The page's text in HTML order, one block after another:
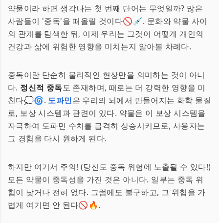
약물이라 하면 생각나는 첫 번째 단어는 무엇일까? 많은
사람들이 '중독'을 떠올릴 것이다🚫💉. 문화와 약물 사이
의 관계를 탐색한 뒤, 이제 우리는 그것이 어떻게 개인의
건강과 삶에 위험한 영향을 미치는지 알아볼 차례다.
중독이란 단순히 물리적인 현상만을 의미하는 것이 아니
다. 정신적 중독도 존재하며, 때로는 더 강력한 영향을 미
친다💭🌀. 도파민은 우리의 뇌에서 만들어지는 화학 물질
로, 보상 시스템과 관련이 있다. 약물은 이 보상 시스템을
자극하여 도파민 수치를 급격히 상승시키므로, 사용자는
그 경험을 다시 원하게 된다.
하지만 여기서 주의!(당신도 중독 위험에 노출될 수 있다!)
모든 약물이 중독성을 가진 것은 아니다. 일부는 중독 위
험이 낮거나 전혀 없다. 그럼에도 불구하고, 그 위험을 가
볍게 여기면 안 된다🚫🔥.